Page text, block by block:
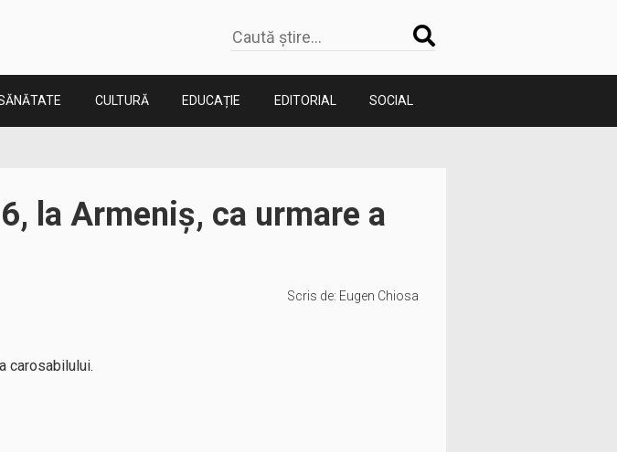
CULTURĂ EDUCAȚIE EDITORIAL SOCIAL
la Armeniș, ca urmare a
Scris de: Eugen Chiosa
carosabilului.